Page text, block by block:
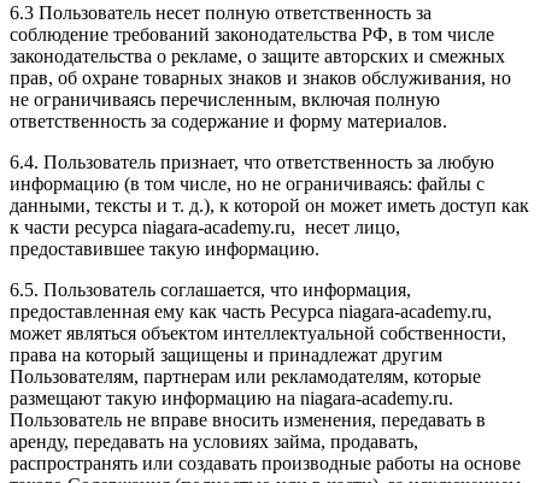
6.3 Пользователь несет полную ответственность за
соблюдение требований законодательства РФ, в том числе
законодательства о рекламе, о защите авторских и смежных
прав, об охране товарных знаков и знаков обслуживания, но
не ограничиваясь перечисленным, включая полную
ответственность за содержание и форму материалов.
6.4. Пользователь признает, что ответственность за любую
информацию (в том числе, но не ограничиваясь: файлы с
данными, тексты и т. д.), к которой он может иметь доступ как
к части ресурса niagara-academy.ru, несет лицо,
предоставившее такую информацию.
6.5. Пользователь соглашается, что информация,
предоставленная ему как часть Ресурса niagara-academy.ru,
может являться объектом интеллектуальной собственности,
права на который защищены и принадлежат другим
Пользователям, партнерам или рекламодателям, которые
размещают такую информацию на niagara-academy.ru.
Пользователь не вправе вносить изменения, передавать в
аренду, передавать на условиях займа, продавать,
распространять или создавать производные работы на основе